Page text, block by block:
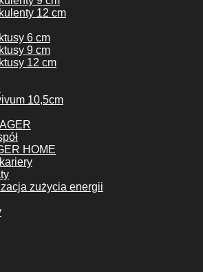
12 cm
6 cm
9 cm
12 cm
10,5cm
HOME
zużycia energii